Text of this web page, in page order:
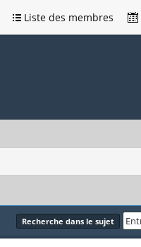
Liste des membres
Recherche dans le sujet